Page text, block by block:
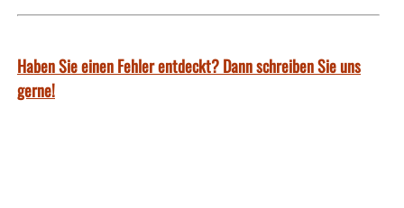
Haben Sie einen Fehler entdeckt? Dann schreiben Sie uns
gerne!